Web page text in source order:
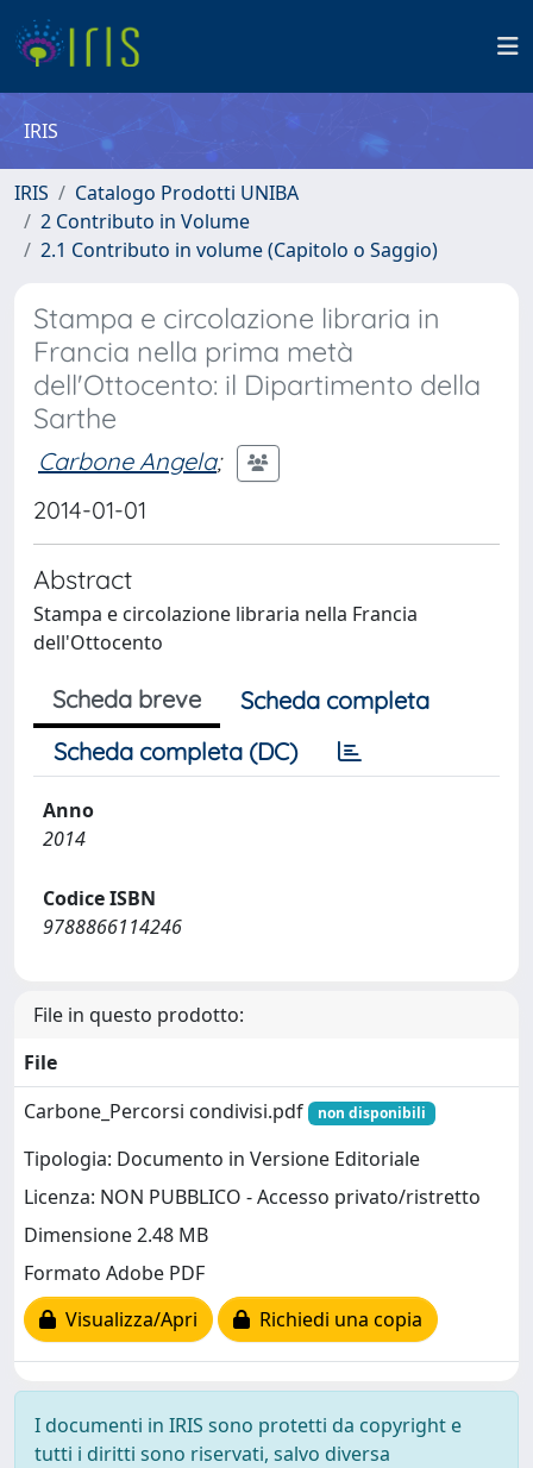
IRIS
IRIS
Catalogo Prodotti UNIBA
2 Contributo in Volume
2.1 Contributo in volume (Capitolo o Saggio)
Stampa e circolazione libraria in
Francia nella prima metà
dell'Ottocento: il Dipartimento della
Sarthe
Carbone Angela;
2014-01-01
Abstract
Stampa e circolazione libraria nella Francia
dell'Ottocento
Scheda breve
Scheda completa
Scheda completa (DC)
Anno
2014
Codice ISBN
9788866114246
File in questo prodotto:
File
Carbone_Percorsi condivisi.pdf
non disponibili
Tipologia: Documento in Versione Editoriale
Licenza: NON PUBBLICO - Accesso privato/ristretto
Dimensione 2.48 MB
Formato Adobe PDF
Visualizza/Apri
Richiedi una copia
I documenti in IRIS sono protetti da copyright e
tutti i diritti sono riservati, salvo diversa